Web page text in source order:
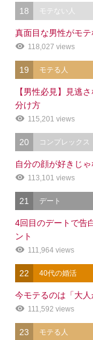
18 モテない人
真面目な男性がモテ
118,027 views
19 モテる人
【男性必見】見逃
分け方
115,201 views
20 コンプレックス
自分の顔が好きじ
113,101 views
21 デート
4回目のデートで告
ント
111,964 views
22 40代の婚活
今モテるのは「大
111,592 views
23 モテる人